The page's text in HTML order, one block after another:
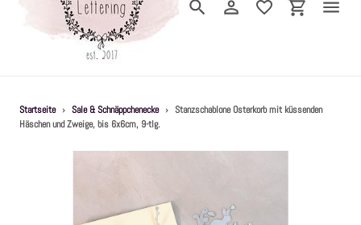
SuchenEinloggen
Startseite › Sale & Schnäppchenecke › Stanzschablone Osterkorb mit küssenden
Häschen und Zweige, bis 6x6cm, 9-tlg.